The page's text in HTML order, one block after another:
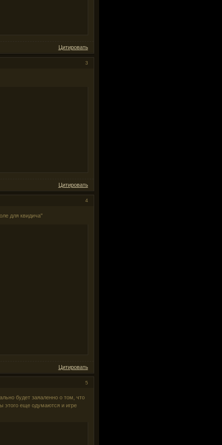
Цитировать
3
Цитировать
4
для квидича"
Цитировать
5
будет заяаленно о том, что
этого еще одумаются и игре